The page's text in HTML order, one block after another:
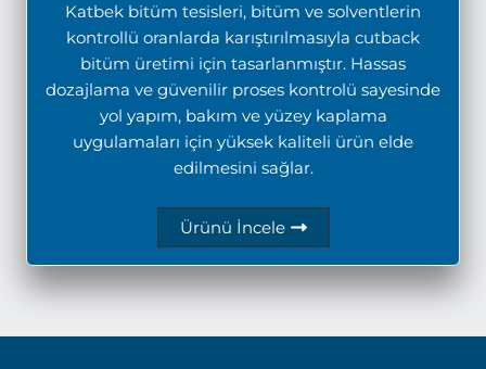
Katbek bitüm tesisleri, bitüm ve solventlerin
kontrollü oranlarda karıştırılmasıyla cutback
bitüm üretimi için tasarlanmıştır. Hassas
dozajlama ve güvenilir proses kontrolü sayesinde
yol yapım, bakım ve yüzey kaplama
uygulamaları için yüksek kaliteli ürün elde
edilmesini sağlar.
Ürünü İncele